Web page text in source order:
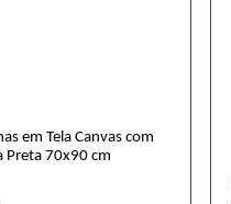
em Tela Canvas com
Preta 70x90 cm